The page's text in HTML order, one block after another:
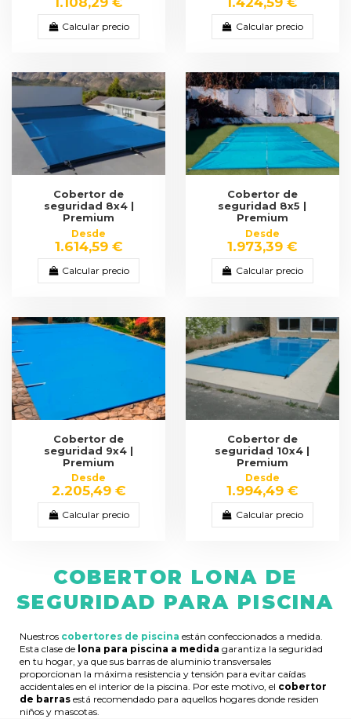
Calcular precio Calcular precio
Cobertor de
seguridad 8x4 |
Premium
Desde
1.614,59 €
Calcular precio
Cobertor de
seguridad 8x5 |
Premium
Desde
1.973,39 €
Calcular precio
Cobertor de
seguridad 9x4 |
Premium
Desde
2.205,49 €
Calcular precio
Cobertor de
seguridad 10x4 |
Premium
Desde
1.994,49 €
Calcular precio
COBERTOR LONA DE
SEGURIDAD PARA PISCINA
Nuestros cobertores de piscina están confeccionados a medida.
Esta clase de lona para piscina a medida garantiza la seguridad
en tu hogar, ya que sus barras de aluminio transversales
proporcionan la máxima resistencia y tensión para evitar caídas
accidentales en el interior de la piscina. Por este motivo, el cobertor
de barras está recomendado para aquellos hogares donde residen
niños y mascotas.